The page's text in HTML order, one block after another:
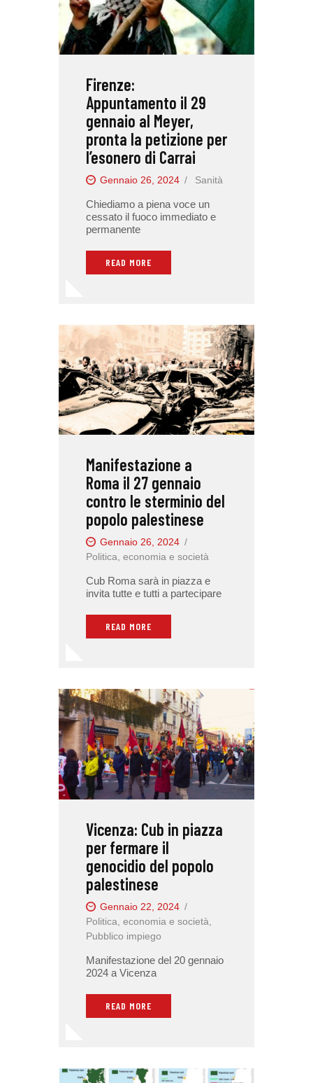
Firenze:
Appuntamento il 29
gennaio al Meyer,
pronta la petizione per
l’esonero di Carrai
Gennaio 26, 2024 Sanità
Chiediamo a piena voce un
cessato il fuoco immediato e
permanente
READ MORE
Manifestazione a
Roma il 27 gennaio
contro le sterminio del
popolo palestinese
Gennaio 26, 2024
Politica, economia e società
Cub Roma sarà in piazza e
invita tutte e tutti a partecipare
READ MORE
Vicenza: Cub in piazza
per fermare il
genocidio del popolo
palestinese
Gennaio 22, 2024
Politica, economia e società
Pubblico impiego
Manifestazione del 20 gennaio
2024 a Vicenza
READ MORE